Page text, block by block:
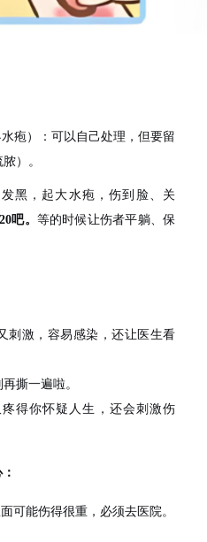
水疱）：可以自己处理，但要留
）。
发黑，起大水疱，伤到脸、关
吧。 等的时候让伤者平躺、保
刺激，容易感染，还让医生看
撕一遍啦。
得你怀疑人生，还会刺激伤
可能伤得很重，必须去医院。